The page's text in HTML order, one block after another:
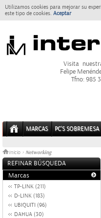
Utilizamos cookies para mejorar su
este tipo de cookies. Aceptar
Visita
Felipe
Tfno: 985
MARCAS PC'S SOBREMESA
Inicio > Networking
REFINAR BÚSQUEDA
Marcas
TP-LINK (211)
D-LINK (183)
UBIQUITI (96)
DAHUA (30)